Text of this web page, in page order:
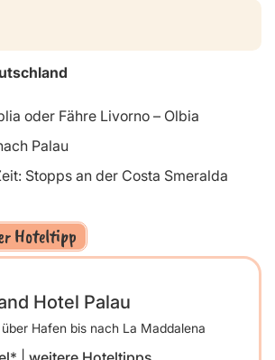
oder Fähre Livorno – Olbia
Palau
Stopps an der Costa Smeralda
Hoteltipp
Hotel Palau
Hafen bis nach La Maddalena